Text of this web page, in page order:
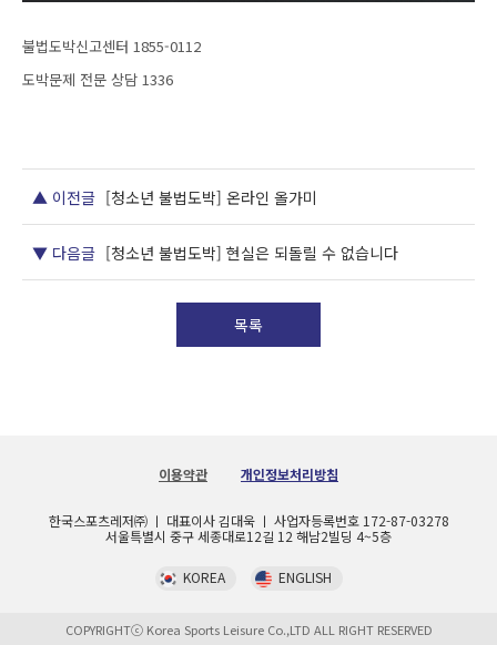
불법도박신고센터 1855-0112
도박문제 전문 상담 1336
▲ 이전글 [청소년 불법도박] 온라인 올가미
▼ 다음글 [청소년 불법도박] 현실은 되돌릴 수 없습니다
목록
이용약관 개인정보처리방침
한국스포츠레저㈜ ㅣ 대표이사 김대욱 ㅣ 사업자등록번호 172-87-03278
서울특별시 중구 세종대로12길 12 해남2빌딩 4~5층
KOREA ENGLISH
COPYRIGHTⓒ Korea Sports Leisure Co.,LTD ALL RIGHT RESERVED